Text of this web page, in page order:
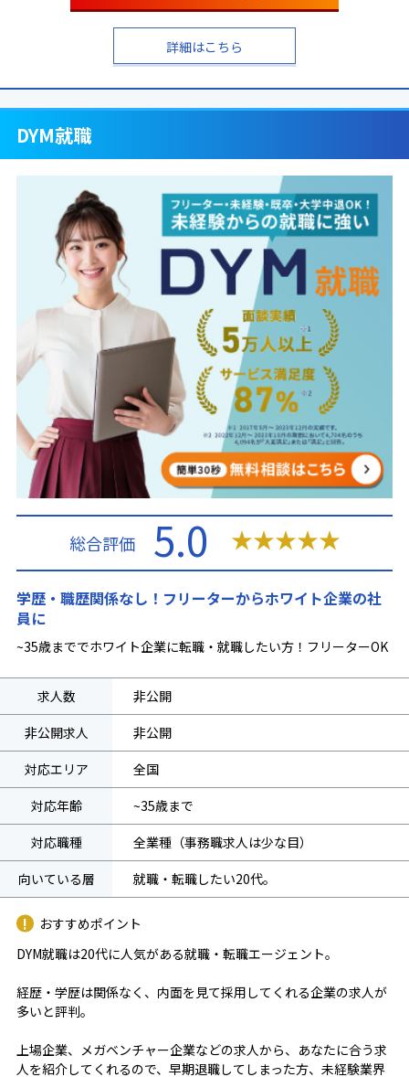
詳細はこちら
DYM就職
学歴・職歴関係なし！フリーターからホワイト企業の社
員に
~35歳まででホワイト企業に転職・就職したい方！フリーターOK
総合評価 5.0 ★★★★★
求人数
非公開
非公開求人
非公開
対応エリア
全国
対応年齢
~35歳まで
対応職種
全業種（事務職求人は少な目）
向いている層
就職・転職したい20代。
おすすめポイント
DYM就職は20代に人気がある就職・転職エージェント。
経歴・学歴は関係なく、内面を見て採用してくれる企業の求人が
多いと評判。
上場企業、メガベンチャー企業などの求人から、あなたに合う求
人を紹介してくれるので、早期退職してしまった方、未経験業界